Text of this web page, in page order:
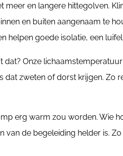
meer en langere hittegolven.
en buiten aangenaam te
helpen goede isolatie, een
Onze
zweten of dorst krijgen. Zo
erg warm zou worden. Wie
de begeleiding helder is.